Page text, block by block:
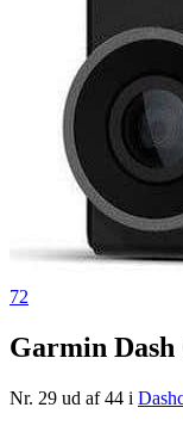
72
Garmin Dash
Nr. 29 ud af 44 i